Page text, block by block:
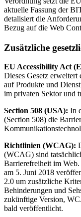
aktuelle Fassung der
detalisiert die
Bezug auf die Web
Zusätzliche
EU Accessibility Act
Dieses Gesetz
auf Produkte und
im privaten Sektor und
Section 508 (USA): In
(Section 508) die
Richtlinien (WCAG):
(WCAG) sind
Barrierefreiheit im
am 5. Juni 2018
2.0 um zusätzliche
Behinderungen und
zukünftige Version,
bald veröffentlicht.